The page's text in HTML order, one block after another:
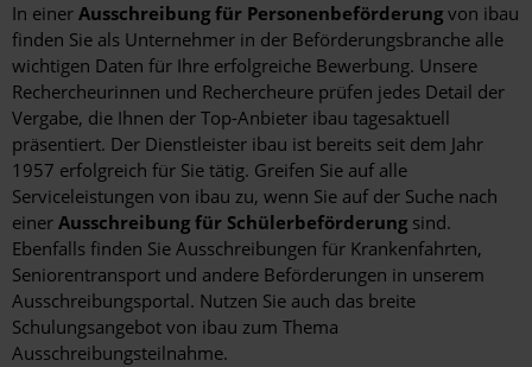
In einer Ausschreibung für Personenbeförderung von ibau
finden Sie als Unternehmer in der Beförderungsbranche alle
wichtigen Daten für Ihre erfolgreiche Bewerbung. Unsere
Rechercheurinnen und Rechercheure prüfen jedes Detail der
Vergabe, die Ihnen der Top-Anbieter ibau tagesaktuell
präsentiert. Der Dienstleister ibau ist bereits seit dem Jahr
1957 erfolgreich für Sie tätig. Greifen Sie auf alle
Serviceleistungen von ibau zu, wenn Sie auf der Suche nach
einer Ausschreibung für Schülerbeförderung sind.
Ebenfalls finden Sie Ausschreibungen für Krankenfahrten,
Seniorentransport und andere Beförderungen in unserem
Ausschreibungsportal. Nutzen Sie auch das breite
Schulungsangebot von ibau zum Thema
Ausschreibungsteilnahme.